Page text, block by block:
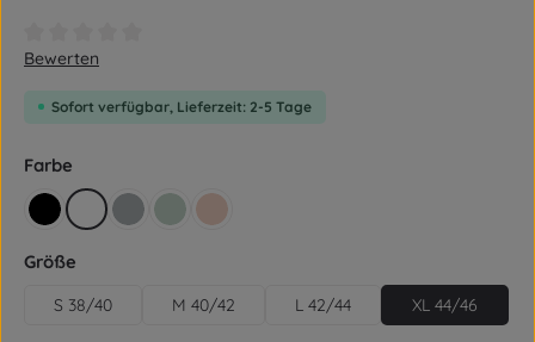
Durchschnittliche Bewertung von 0 von 5 Sternen
Bewerten
Sofort verfügbar, Lieferzeit: 2-5 Tage
Farbe
schwarzweiß grau aquagrün
rose
Größe
S 38/40 M 40/42 L 42/44 XL 44/46